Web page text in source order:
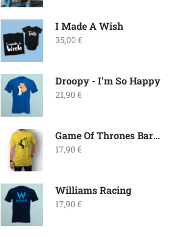
I Made A Wish
35,00 €
Droopy - I'm So Happy
21,90 €
Game Of Thrones Baratheon
17,90 €
Williams Racing
17,90 €